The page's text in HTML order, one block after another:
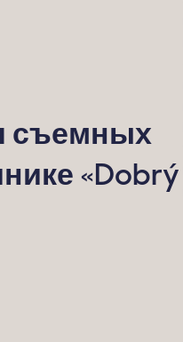
съемных
«Dobrý